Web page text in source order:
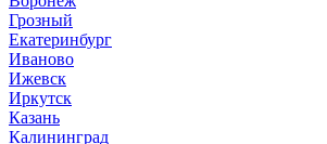
Грозный
Екатеринбург
Иваново
Ижевск
Иркутск
Казань
Калининград